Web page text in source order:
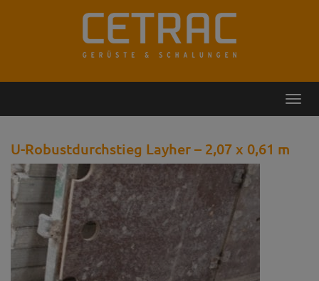
U-Robustdurchstieg Layher – 2,07 x 0,61 m